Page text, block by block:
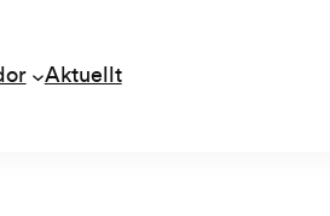
Aktuellt